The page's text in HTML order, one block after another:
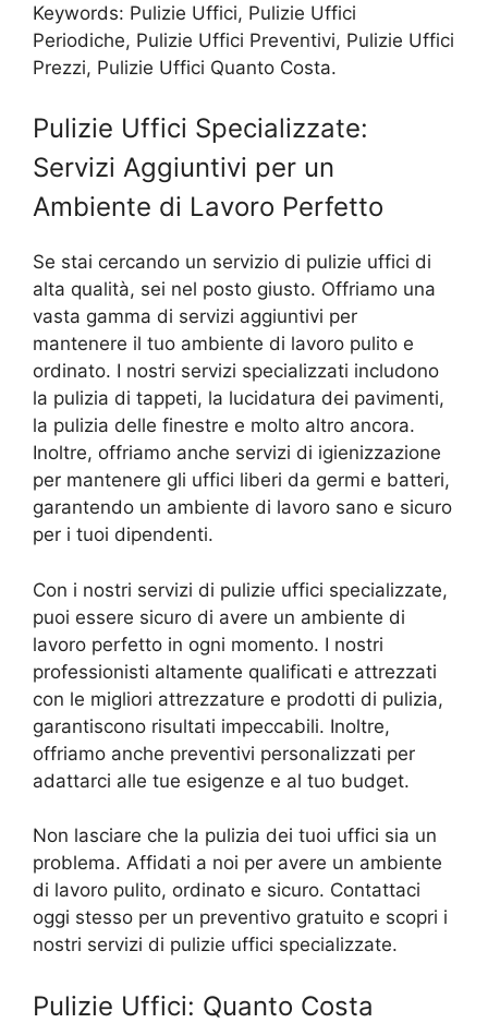
Keywords: Pulizie Uffici, Pulizie Uffici
Periodiche, Pulizie Uffici Preventivi, Pulizie Uffici
Prezzi, Pulizie Uffici Quanto Costa.
Pulizie Uffici Specializzate:
Servizi Aggiuntivi per un
Ambiente di Lavoro Perfetto
Se stai cercando un servizio di pulizie uffici di
alta qualità, sei nel posto giusto. Offriamo una
vasta gamma di servizi aggiuntivi per
mantenere il tuo ambiente di lavoro pulito e
ordinato. I nostri servizi specializzati includono
la pulizia di tappeti, la lucidatura dei pavimenti,
la pulizia delle finestre e molto altro ancora.
Inoltre, offriamo anche servizi di igienizzazione
per mantenere gli uffici liberi da germi e batteri,
garantendo un ambiente di lavoro sano e sicuro
per i tuoi dipendenti.
Con i nostri servizi di pulizie uffici specializzate,
puoi essere sicuro di avere un ambiente di
lavoro perfetto in ogni momento. I nostri
professionisti altamente qualificati e attrezzati
con le migliori attrezzature e prodotti di pulizia,
garantiscono risultati impeccabili. Inoltre,
offriamo anche preventivi personalizzati per
adattarci alle tue esigenze e al tuo budget.
Non lasciare che la pulizia dei tuoi uffici sia un
problema. Affidati a noi per avere un ambiente
di lavoro pulito, ordinato e sicuro. Contattaci
oggi stesso per un preventivo gratuito e scopri i
nostri servizi di pulizie uffici specializzate.
Pulizie Uffici: Quanto Costa